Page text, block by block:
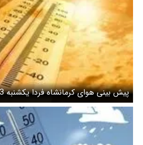
دمای هوا از فردا